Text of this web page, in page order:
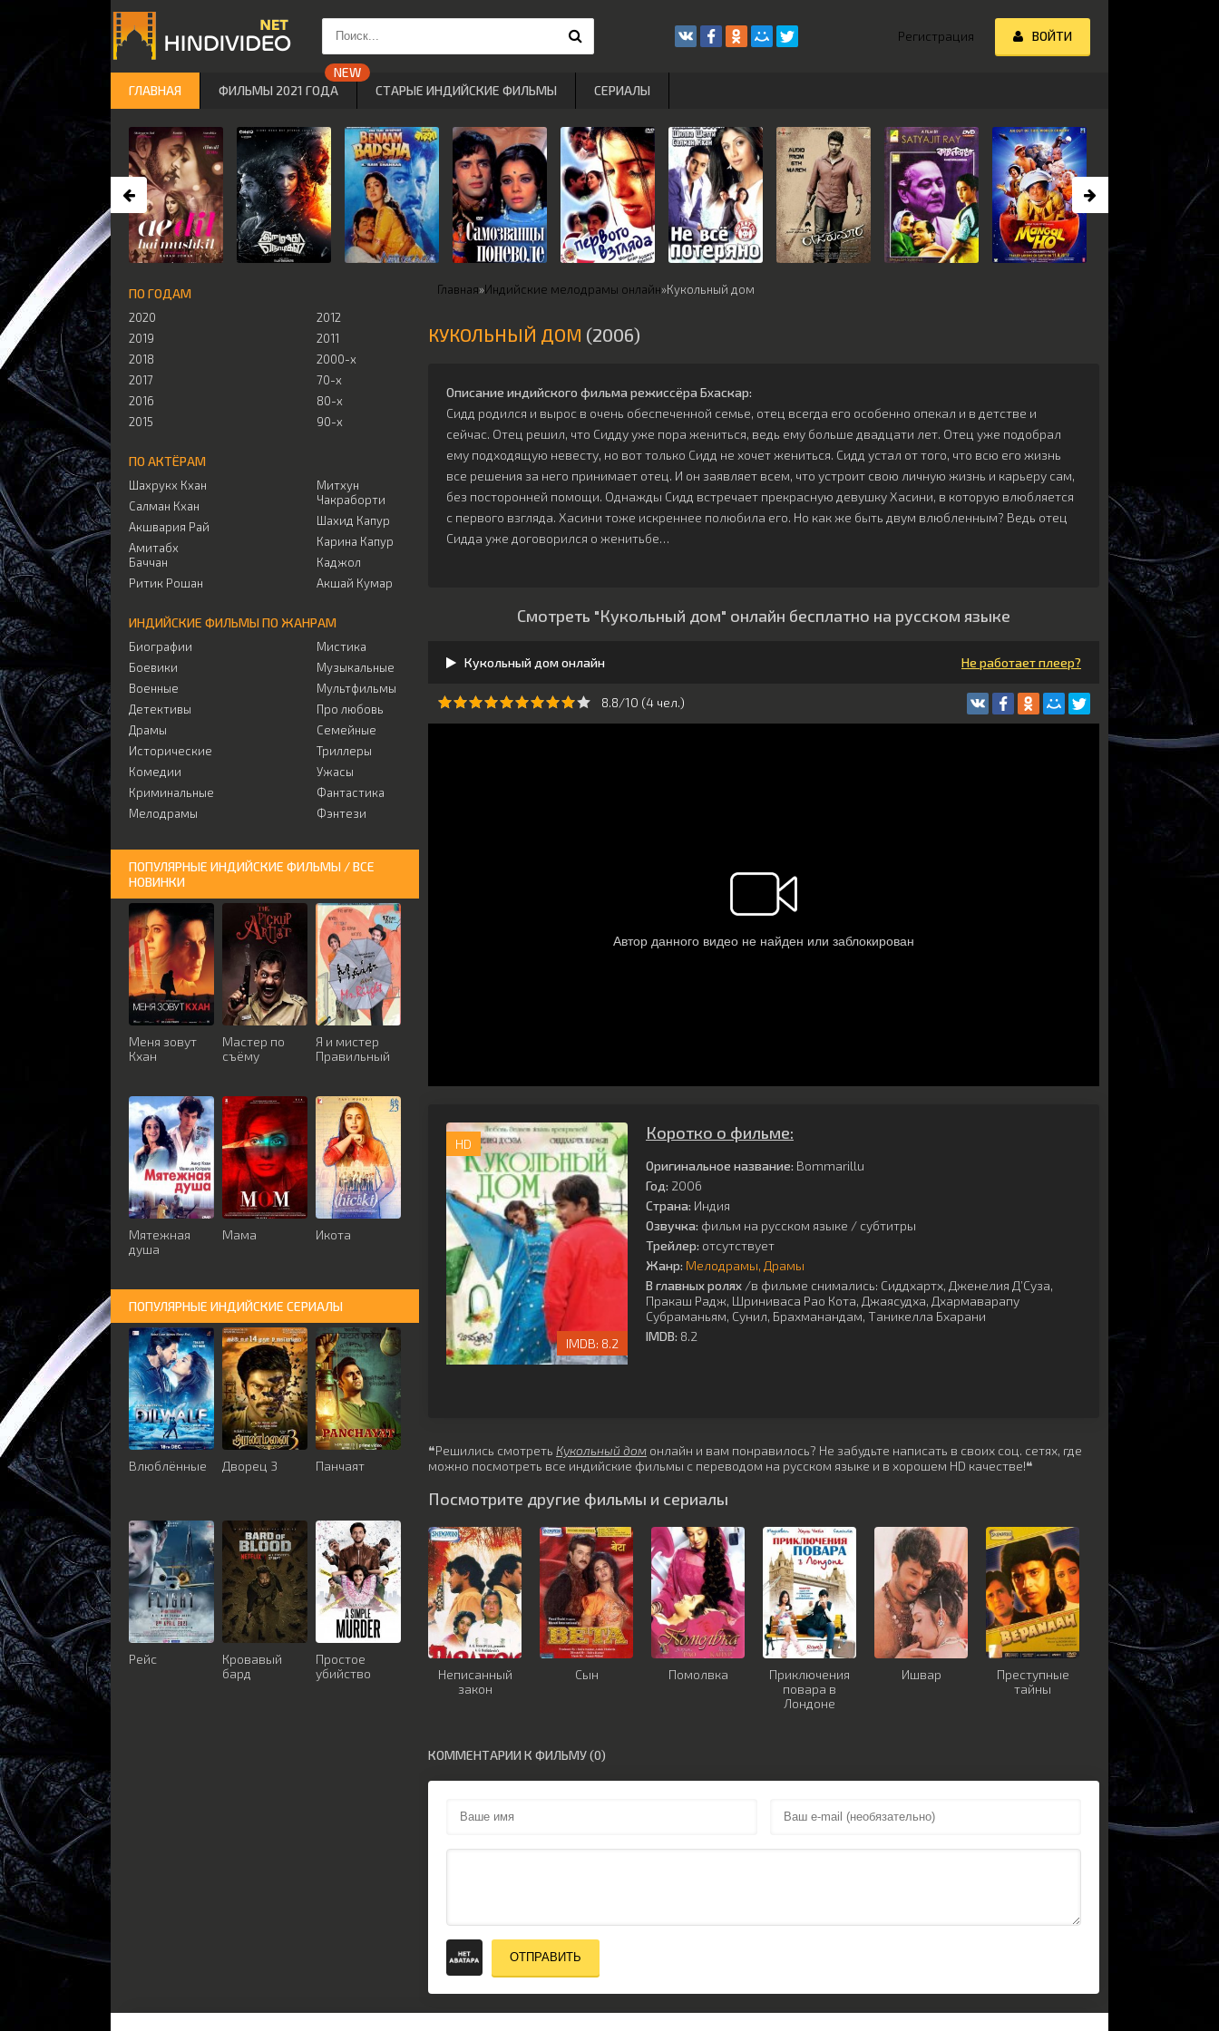
Главная»Индийские мелодрамы онлайн»Кукольный дом
КУКОЛЬНЫЙ ДОМ (2006)
Описание индийского фильма режиссёра Бхаскар:
Сидд родился и вырос в очень обеспеченной семье, отец всегда его особенно опекал и в детстве и
сейчас. Отец решил, что Сидду уже пора жениться, ведь ему больше двадцати лет. Отец уже подобрал
ему подходящую невесту, но вот только Сидд не хочет жениться. Сидд устал от того, что всю его жизнь
все решения за него принимает отец. И он заявляет всем, что устроит свою личную жизнь и карьеру сам,
без посторонней помощи. Однажды Сидд встречает прекрасную девушку Хасини, в которую влюбляется
с первого взгляда. Хасини тоже искреннее полюбила его. Но как же быть двум влюбленным? Ведь отец
Сидда уже договорился о женитьбе…
Смотреть "Кукольный дом" онлайн бесплатно на русском языке
Кукольный дом онлайн Не работает плеер?
8.8/10 (4 чeл.)
HD
8.2
Коротко о фильме:
Оригинальное название: Bommarillu
Год: 2006
Страна: Индия
Озвучка: фильм на русском языке / субтитры
Трейлер: отсутствует
Жанр: Мелодрамы Драмы
В главных ролях /в фильме снимались: Сиддхартх, Дженелия Д’Суза,
Пракаш Радж, Шриниваса Рао Кота, Джаясудха, Дхармаварапу
Субраманьям, Сунил, Брахманандам, Таникелла Бхарани
IMDB: 8.2
❝Решились смотреть Кукольный дом онлайн и вам понравилось? Не забудьте написать в своих соц. сетях, где
можно посмотреть все индийские фильмы с переводом на русском языке и в хорошем HD качестве!❝
Посмотрите другие фильмы и сериалы
Неписанный
закон
Сын Помолвка
Приключения
повара в
Лондоне
Ишвар
Преступные
тайны
КОММЕНТАРИИ К ФИЛЬМУ (0)
ОТПРАВИТЬ
ПО ГОДАМ
2020
2019
2018
2017
2016
2015
2012
2011
2000-х
70-х
80-х
90-х
ПО АКТЁРАМ
Шахрукх Кхан
Салман Кхан
Акшвария Рай
Амитабх
Баччан
Ритик Рошан
Митхун
Чакраборти
Шахид Капур
Карина Капур
Каджол
Акшай Кумар
ИНДИЙСКИЕ ФИЛЬМЫ ПО ЖАНРАМ
Биографии
Боевики
Военные
Детективы
Драмы
Исторические
Комедии
Криминальные
Мелодрамы
Мистика
Музыкальные
Мультфильмы
Про любовь
Семейные
Триллеры
Ужасы
Фантастика
Фэнтези
ПОПУЛЯРНЫЕ ИНДИЙСКИЕ ФИЛЬМЫ / ВСЕ
НОВИНКИ
Меня зовут
Кхан
Мастер по
съёму
Я и мистер
Правильный
Мятежная
душа
Мама Икота
ПОПУЛЯРНЫЕ ИНДИЙСКИЕ СЕРИАЛЫ
Влюблённые Дворец 3 Панчаят
Рейс
Кровавый
бард
Простое
убийство
Регистрация ВОЙТИ
ГЛАВНАЯ ФИЛЬМЫ 2021 ГОДА СТАРЫЕ ИНДИЙСКИЕ ФИЛЬМЫ СЕРИАЛЫ